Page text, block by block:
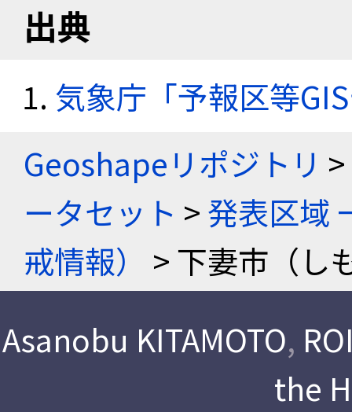
出典
気象庁「予報区等
Geoshapeリポジトリ >
ータセット >発表区域
戒情報）
> 下妻市（し
Asanobu KITAMOTO,
the